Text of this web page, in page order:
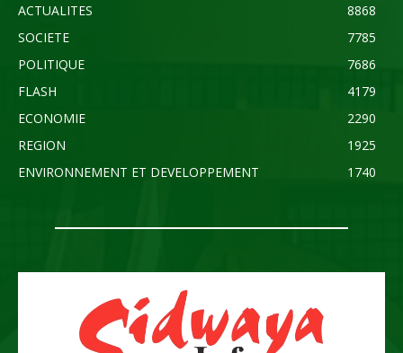
ACTUALITES
8868
SOCIETE
7785
POLITIQUE
7686
FLASH
4179
ECONOMIE
2290
REGION
1925
ENVIRONNEMENT ET DEVELOPPEMENT
1740